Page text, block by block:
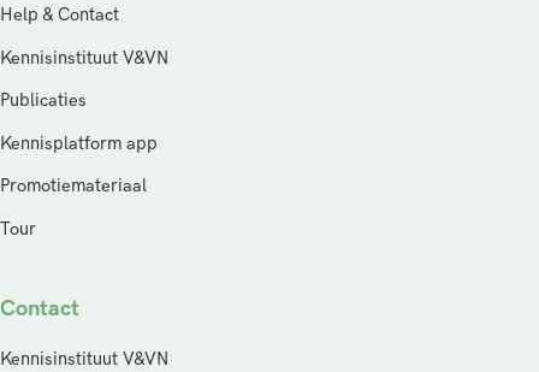
Help & Contact
Kennisinstituut V&VN
Publicaties
Kennisplatform app
Promotiemateriaal
Tour
Contact
Kennisinstituut V&VN